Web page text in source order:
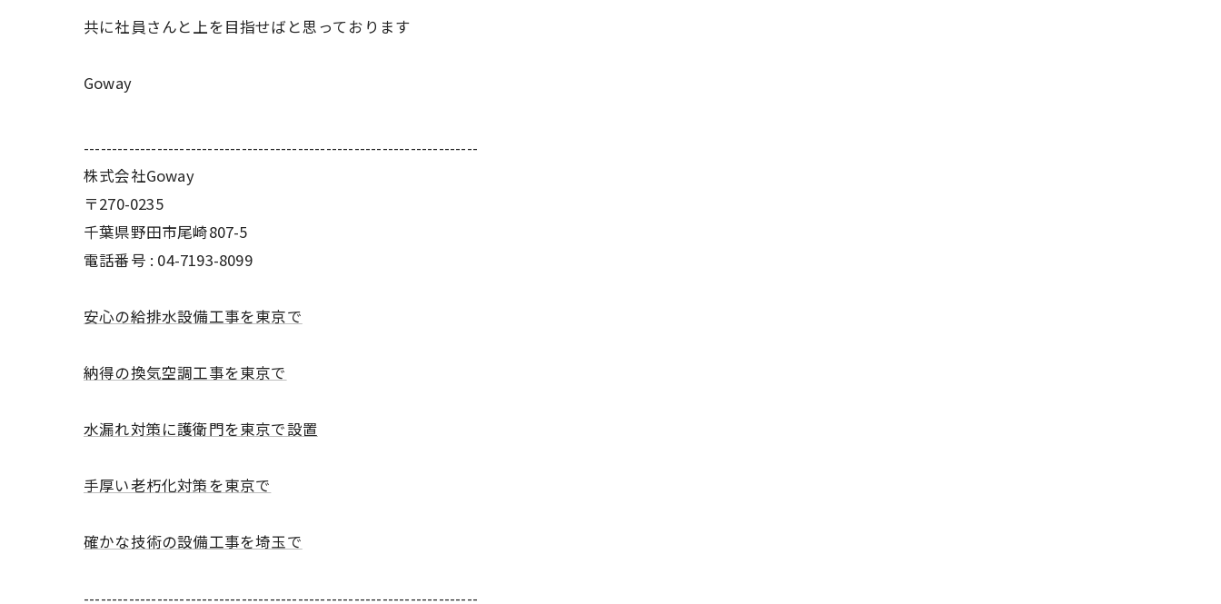
共に社員さんと上を目指せばと思っております
Goway
----------------------------------------------------------------------
株式会社Goway
〒270-0235
千葉県野田市尾崎807-5
電話番号 : 04-7193-8099
安心の給排水設備工事を東京で
納得の換気空調工事を東京で
水漏れ対策に護衛門を東京で設置
手厚い老朽化対策を東京で
確かな技術の設備工事を埼玉で
----------------------------------------------------------------------